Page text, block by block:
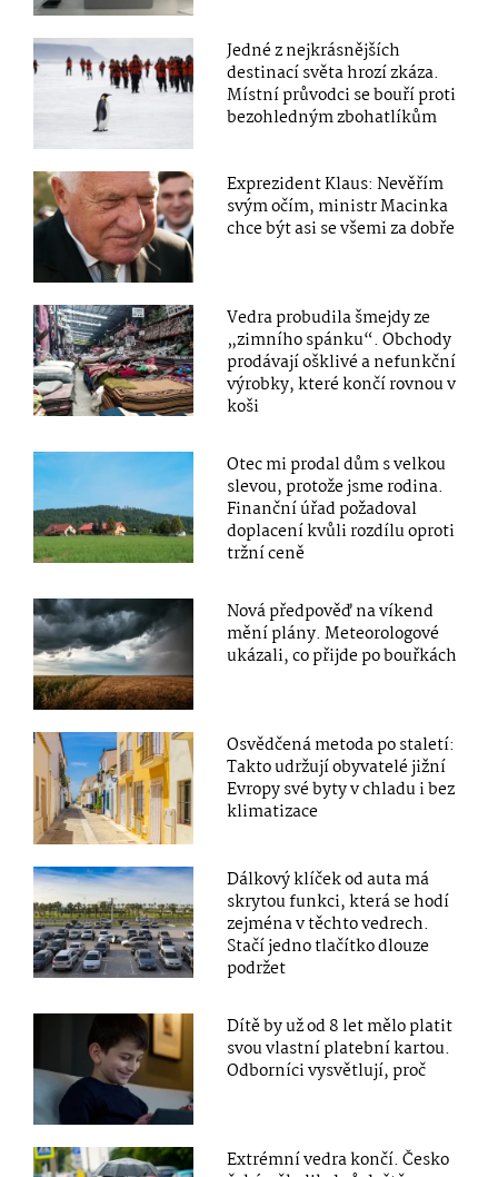
Jedné z nejkrásnějších
destinací světa hrozí zkáza.
Místní průvodci se bouří proti
bezohledným zbohatlíkům
Exprezident Klaus: Nevěřím
svým očím, ministr Macinka
chce být asi se všemi za dobře
Vedra probudila šmejdy ze
„zimního spánku“. Obchody
prodávají ošklivé a nefunkční
výrobky, které končí rovnou v
koši
Otec mi prodal dům s velkou
slevou, protože jsme rodina.
Finanční úřad požadoval
doplacení kvůli rozdílu oproti
tržní ceně
Nová předpověď na víkend
mění plány. Meteorologové
ukázali, co přijde po bouřkách
Osvědčená metoda po staletí:
Takto udržují obyvatelé jižní
Evropy své byty v chladu i bez
klimatizace
Dálkový klíček od auta má
skrytou funkci, která se hodí
zejména v těchto vedrech.
Stačí jedno tlačítko dlouze
podržet
Dítě by už od 8 let mělo platit
svou vlastní platební kartou.
Odborníci vysvětlují, proč
Extrémní vedra končí. Česko